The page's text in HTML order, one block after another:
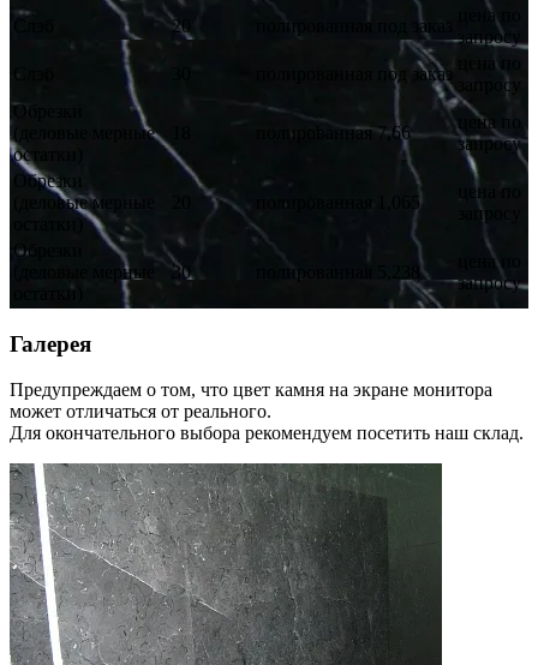
20 полированная под заказ
цена по
запросу
Слэб
под заказ
цена по
запросу
Обрезки
(деловые мерные
остатки)
полированная 7,66
цена по
запросу
Обрезки
(деловые мерные
остатки)
1,065
цена по
запросу
Обрезки
(деловые мерные
остатки)
30 полированная
цена по
запросу
Галерея
Предупреждаем о том, что цвет камня на экране монитора
может отличаться от реального.
Для окончательного выбора рекомендуем посетить наш склад.